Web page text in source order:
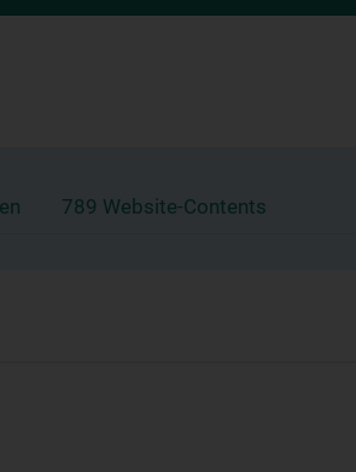
789 Website-Contents